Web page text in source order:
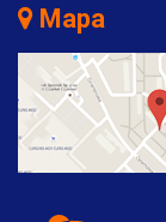
Mapa